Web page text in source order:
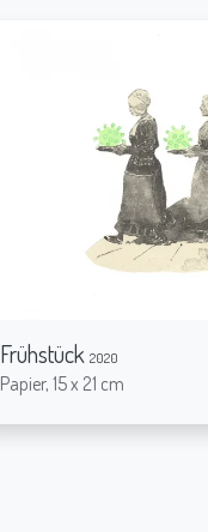
Frühstück 2020
Papier, 15 x 21 cm